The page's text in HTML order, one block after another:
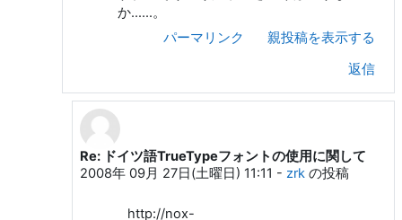
か……。
パーマリンク
親投稿を表示する
返信
匿 名 への返信
Re: ドイツ語TrueTypeフォントの使用に関して
2008年 09月 27日(土曜日) 11:11 -zrk の投稿
http://nox-